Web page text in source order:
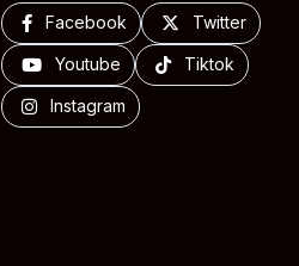
Facebook Twitter
Youtube Tiktok
Instagram